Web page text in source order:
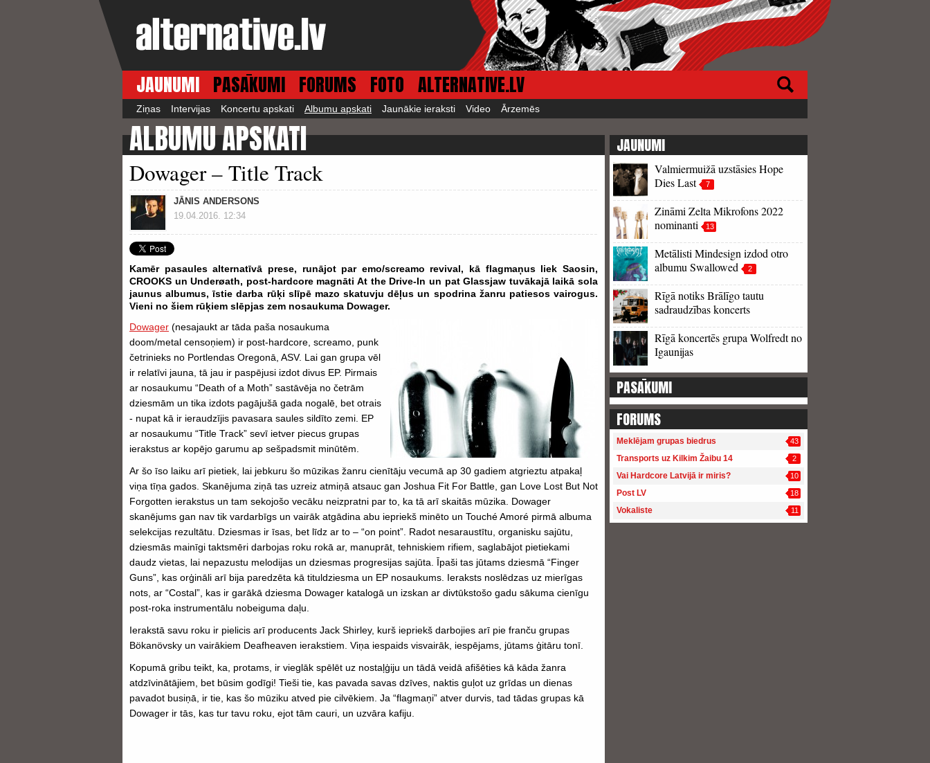
JAUNUMI PASĀKUMI FORUMS FOTO ALTERNATIVE.LV
Ziņas Intervijas Koncertu apskati Albumu apskati Jaunākie ieraksti Video Ārzemēs
ALBUMU APSKATI
Dowager – Title Track
JĀNIS ANDERSONS
19.04.2016. 12:34
Kamēr pasaules alternatīvā prese, runājot par emo/screamo revival, kā flagmaņus liek Saosin,
CROOKS un Underøath, post-hardcore magnāti At the Drive-In un pat Glassjaw tuvākajā laikā sola
jaunus albumus, īstie darba rūķi slīpē mazo skatuvju dēļus un spodrina žanru patiesos vairogus.
Vieni no šiem rūķiem slēpjas zem nosaukuma Dowager.
Dowager (nesajaukt ar tāda paša nosaukuma
doom/metal censoņiem) ir post-hardcore, screamo, punk
četrinieks no Portlendas Oregonā, ASV. Lai gan grupa vēl
ir relatīvi jauna, tā jau ir paspējusi izdot divus EP. Pirmais
ar nosaukumu “Death of a Moth” sastāvēja no četrām
dziesmām un tika izdots pagājušā gada nogalē, bet otrais
- nupat kā ir ieraudzījis pavasara saules sildīto zemi. EP
ar nosaukumu “Title Track” sevī ietver piecus grupas
ierakstus ar kopējo garumu ap sešpadsmit minūtēm.
Ar šo īso laiku arī pietiek, lai jebkuru šo mūzikas žanru cienītāju vecumā ap 30 gadiem atgrieztu atpakaļ
viņa tīņa gados. Skanējuma ziņā tas uzreiz atmiņā atsauc gan Joshua Fit For Battle, gan Love Lost But Not
Forgotten ierakstus un tam sekojošo vecāku neizpratni par to, ka tā arī skaitās mūzika. Dowager
skanējums gan nav tik vardarbīgs un vairāk atgādina abu iepriekš minēto un Touché Amoré pirmā albuma
selekcijas rezultātu. Dziesmas ir īsas, bet līdz ar to – “on point”. Radot nesaraustītu, organisku sajūtu,
dziesmās mainīgi taktsmēri darbojas roku rokā ar, manuprāt, tehniskiem rifiem, saglabājot pietiekami
daudz vietas, lai nepazustu melodijas un dziesmas progresijas sajūta. Īpaši tas jūtams dziesmā “Finger
Guns”, kas orģināli arī bija paredzēta kā tituldziesma un EP nosaukums. Ieraksts noslēdzas uz mierīgas
nots, ar “Costal”, kas ir garākā dziesma Dowager katalogā un izskan ar divtūkstošo gadu sākuma cienīgu
post-roka instrumentālu nobeiguma daļu.
Ierakstā savu roku ir pielicis arī producents Jack Shirley, kurš iepriekš darbojies arī pie franču grupas
Bökanövsky un vairākiem Deafheaven ierakstiem. Viņa iespaids visvairāk, iespējams, jūtams ģitāru tonī.
Kopumā gribu teikt, ka, protams, ir vieglāk spēlēt uz nostaļģiju un tādā veidā afišēties kā kāda žanra
atdzīvinātājiem, bet būsim godīgi! Tieši tie, kas pavada savas dzīves, naktis guļot uz grīdas un dienas
pavadot busiņā, ir tie, kas šo mūziku atved pie cilvēkiem. Ja “flagmaņi” atver durvis, tad tādas grupas kā
Dowager ir tās, kas tur tavu roku, ejot tām cauri, un uzvāra kafiju.
JAUNUMI
Valmiermuižā uzstāsies Hope
Dies Last
7
Zināmi Zelta Mikrofons 2022
nominanti
13
Metālisti Mindesign izdod otro
albumu Swallowed
2
Rīgā notiks Brālīgo tautu
sadraudzības koncerts
Rīgā koncertēs grupa Wolfredt no
Igaunijas
PASĀKUMI
FORUMS
Meklējam grupas biedrus 43
Transports uz Kilkim Žaibu 14 2
Vai Hardcore Latvijā ir miris? 10
Post LV 18
Vokaliste 11